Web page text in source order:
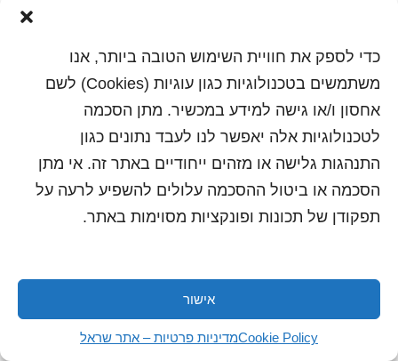
כדי לספק את חוויית השימוש הטובה ביותר, אנו
משתמשים בטכנולוגיות כגון עוגיות (Cookies) לשם
אחסון ו/או גישה למידע במכשיר. מתן הסכמה
לטכנולוגיות אלה יאפשר לנו לעבד נתונים כגון
התנהגות גלישה או מזהים ייחודיים באתר זה. אי מתן
הסכמה או ביטול ההסכמה עלולים להשפיע לרעה על
תפקודן של תכונות ופונקציות מסוימות באתר.
אישור
Cookie Policyמדיניות פרטיות – אתר שראל
כל הזכויות שמורות לשראל 2018 | עיצוב ותכנות: סטודיו
"היוצרים"